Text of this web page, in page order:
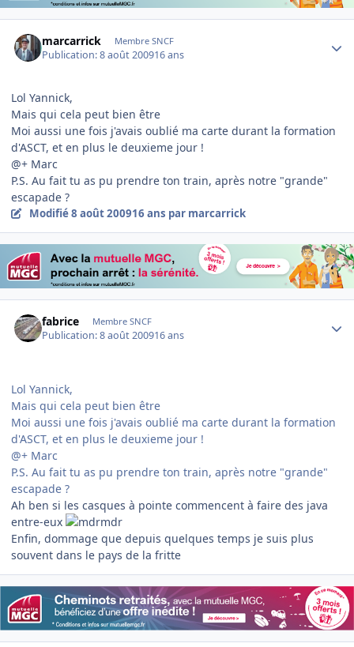
marcarrick Membre SNCF
Publication:8 août 200916 ans
Lol Yannick,
Mais qui cela peut bien être
Moi aussi une fois j'avais oublié ma carte durant la formation
d'ASCT, et en plus le deuxieme jour !
@+ Marc
P.S. Au fait tu as pu prendre ton train, après notre "grande"
escapade ?
Modifié8 août 200916 ans par marcarrick
fabrice Membre SNCF
Publication:8 août 200916 ans
Lol Yannick,
Mais qui cela peut bien être
Moi aussi une fois j'avais oublié ma carte durant la formation
d'ASCT, et en plus le deuxieme jour !
@+ Marc
P.S. Au fait tu as pu prendre ton train, après notre "grande"
escapade ?
Ah ben si les casques à pointe commencent à faire des java
entre-eux
Enfin, dommage que depuis quelques temps je suis plus
souvent dans le pays de la fritte